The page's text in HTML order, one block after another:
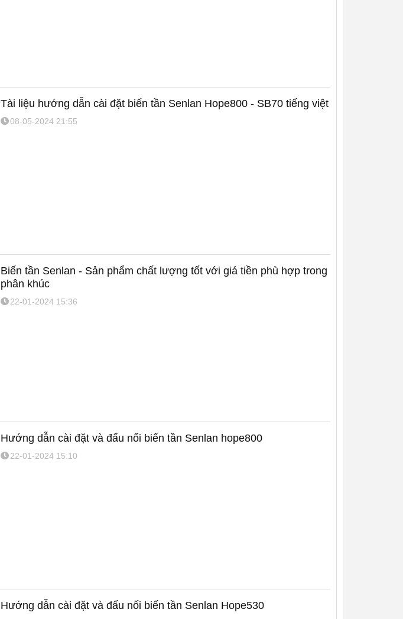
Tài liệu hướng dẫn cài đặt biến tần Senlan Hope800 - SB70 tiếng việt
08-05-2024 21:55
Biến tần Senlan - Sản phẩm chất lượng tốt với giá tiền phù hợp trong
phân khúc
22-01-2024 15:36
Hướng dẫn cài đặt và đấu nối biến tần Senlan hope800
22-01-2024 15:10
Hướng dẫn cài đặt và đấu nối biến tần Senlan Hope530